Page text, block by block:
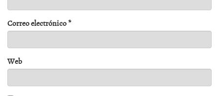
Correo electrónico*
Web